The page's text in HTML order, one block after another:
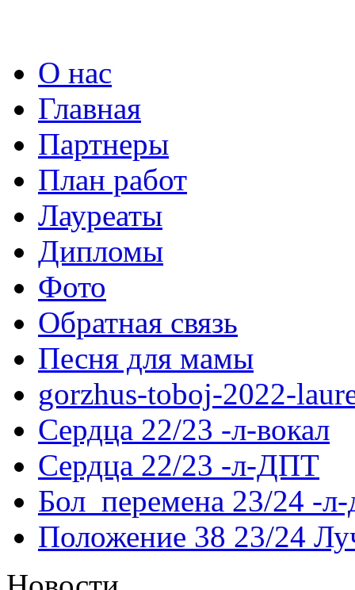
О нас
Главная
Партнеры
План работ
Лауреаты
Дипломы
Фото
Обратная связь
Песня для мамы
gorzhus-toboj-2022-
Сердца 22/23 -л-вокал
Сердца 22/23 -л-ДПТ
Бол_перемена 23/24 -
Положение 38 23/24